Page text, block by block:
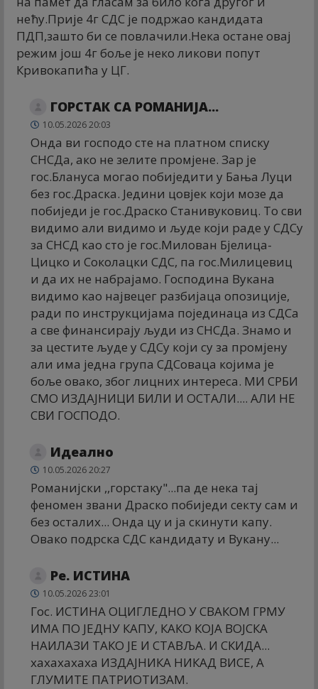
нећу.Прије 4г СДС је подржао кандидата
ПДП,зашто би се повлачили.Нека остане овај
режим још 4г боље је неко ликови попут
Кривокапића у ЦГ.
ГОРСТАК СА РОМАНИЈА...
10.05.2026 20:03
Онда ви господо сте на платном списку
СНСДа, ако не зелите промјене. Зар је
гос.Блануса могао побиједити у Бања Луци
без гос.Драска. Једини цовјек који мозе да
побиједи је гос.Драско Станивуковиц. То сви
видимо али видимо и људе који раде у СДСу
за СНСД као сто је гос.Милован Бјелица-
Цицко и Соколацки СДС, па гос.Милицевиц
и да их не набрајамо. Господина Вукана
видимо као највецег разбијаца опозиције,
ради по инструкцијама појединаца из СДСа
а све финансирају људи из СНСДа. Знамо и
за цестите људе у СДСу који су за промјену
али има једна група СДСоваца којима је
боље овако, због лицних интереса. МИ СРБИ
СМО ИЗДАЈНИЦИ БИЛИ И ОСТАЛИ.... АЛИ НЕ
СВИ ГОСПОДО.
Идеално
10.05.2026 20:27
Романијски ,,горстаку"...па де нека тај
феномен звани Драско побиједи секту сам и
без осталих... Онда цу и ја скинути капу.
Овако подрска СДС кандидату и Вукану...
Ре. ИСТИНА
10.05.2026 23:01
Гос. ИСТИНА ОЦИГЛЕДНО У СВАКОМ ГРМУ
ИМА ПО ЈЕДНУ КАПУ, КАКО КОЈА ВОЈСКА
НАИЛАЗИ ТАКО ЈЕ И СТАВЉА. И СКИДА...
хахахахаха ИЗДАЈНИКА НИКАД ВИСЕ, А
ГЛУМИТЕ ПАТРИОТИЗАМ.